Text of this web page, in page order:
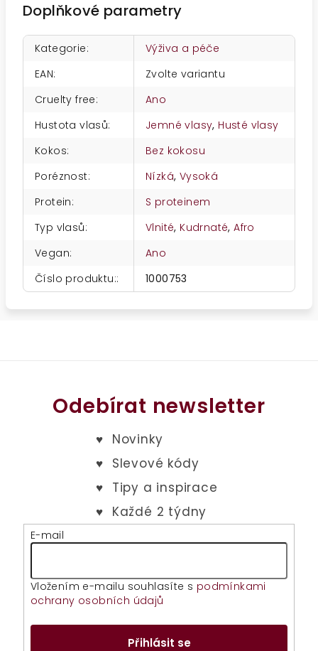
Doplňkové parametry
Kategorie:
Výživa a péče
EAN:
Zvolte variantu
Cruelty free:
Ano
Hustota vlasů: Jemné vlasy, Husté vlasy
Kokos:
Bez kokosu
Poréznost: Nízká, Vysoká
Protein:
S proteinem
Typ vlasů: Vlnité, Kudrnaté,Afro
Vegan:
Ano
Číslo produktu:: 1000753
Odebírat newsletter
E-mail
Vložením e-mailu souhlasíte s podmínkami
ochrany osobních údajů
Přihlásit se